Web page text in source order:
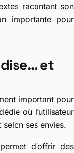
racontant son
importante pour
et
important pour
où l’utilisateur
ses envies.
d’offrir des